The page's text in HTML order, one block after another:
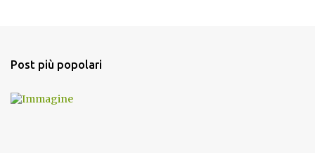
a
c
Post più popolari